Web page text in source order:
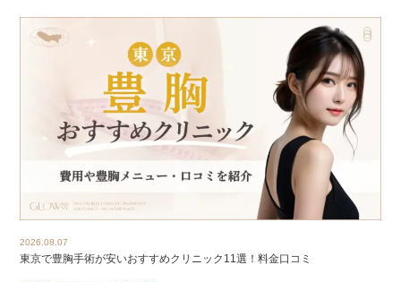
2026.08.07
東京で豊胸手術が安いおすすめクリニック11選！料金口コミ